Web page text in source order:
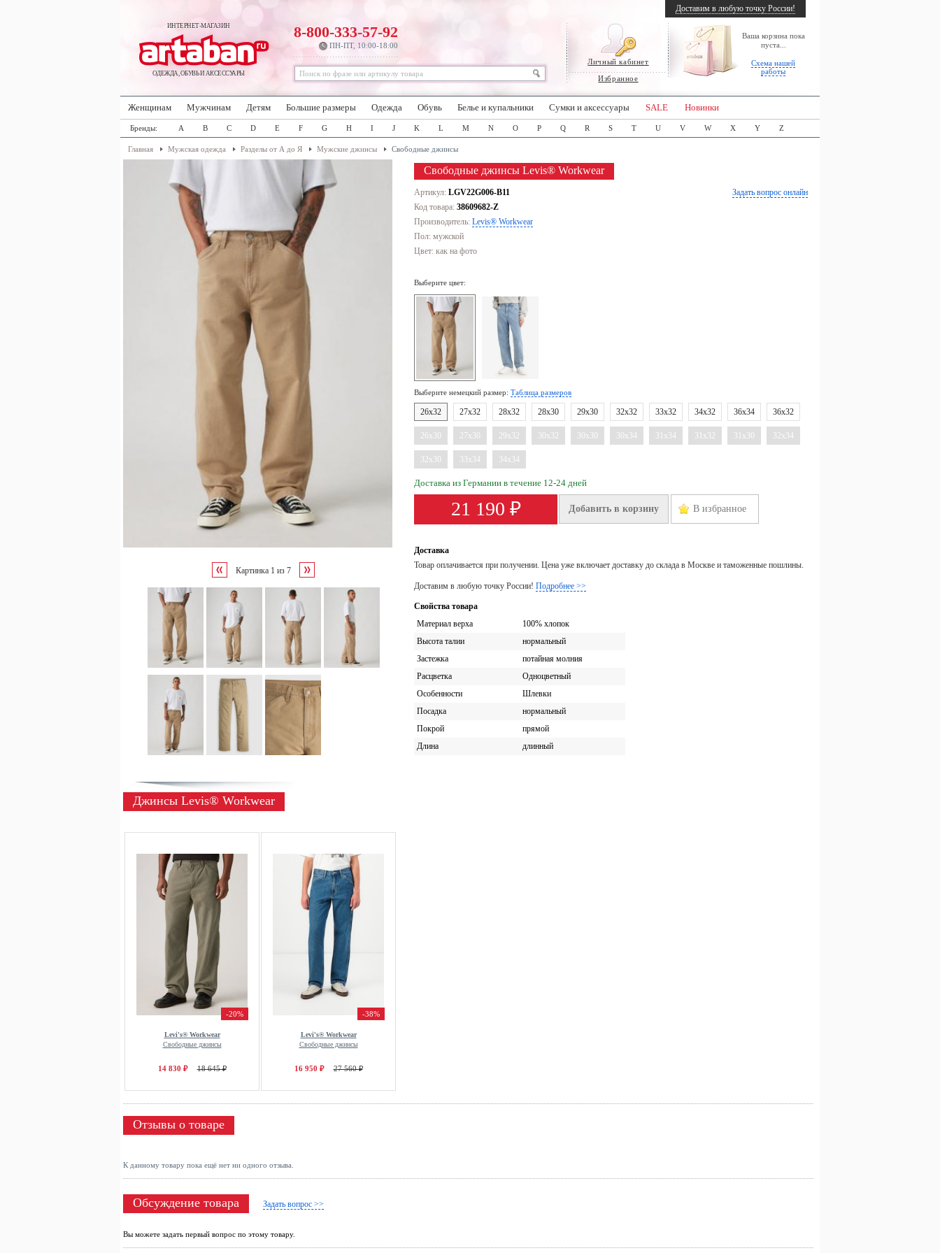
ИНТЕРНЕТ-МАГАЗИН
ОДЕЖДА, ОБУВЬ И АКСЕССУАРЫ
Личный кабинет
Избранное
Ваша корзина пока
пуста...
Схема нашей
работы
8-800-333-57-92
ПН-ПТ, 10:00-18:00
Доставим в любую точку России!
Женщинам Мужчинам Детям Большие размеры Одежда Обувь Белье и купальники Сумки и аксессуары SALE Новинки
Бренды: A B C D E F G H I J K L M N O P Q R S T U V W X Y Z
Главная Мужская одежда Разделы от А до Я Мужские джинсы Свободные джинсы
Картинка 1 из 7
Свободные джинсы Levis® Workwear
Задать вопрос онлайн
Артикул: LGV22G006-B11
Код товара: 38609682-Z
Производитель: Levis® Workwear
Пол: мужской
Цвет: как на фото
Выберите цвет:
Выберите немецкий размер: Таблица размеров
26x32 27x32 28x32 28x30 29x30 32x32 33x32 34x32 36x34 36x32
26x30 27x30 29x32 30x32 30x30 30x34 31x34 31x32 31x30 32x34
32x30 33x34 34x34
Доставка из Германии в течение 12-24 дней
21 190 ₽ Добавить в корзину В избранное
Доставка
Товар оплачивается при получении. Цена уже включает доставку до склада в Москве и таможенные пошлины.
Доставим в любую точку России! Подробнее >>
Свойства товара
Материал верха
100% хлопок
Высота талии
нормальный
Застежка
потайная молния
Расцветка
Одноцветный
Особенности
Шлевки
Посадка
нормальный
Покрой
прямой
Длина
длинный
Джинсы Levis® Workwear
-20%
Levi's® Workwear
Свободные джинсы
14 830 ₽ 18 645 ₽
-38%
Levi's® Workwear
Свободные джинсы
16 950 ₽ 27 560 ₽
Отзывы о товаре
К данному товару пока ещё нет ни одного отзыва.
Обсуждение товара Задать вопрос >>
Вы можете задать первый вопрос по этому товару.